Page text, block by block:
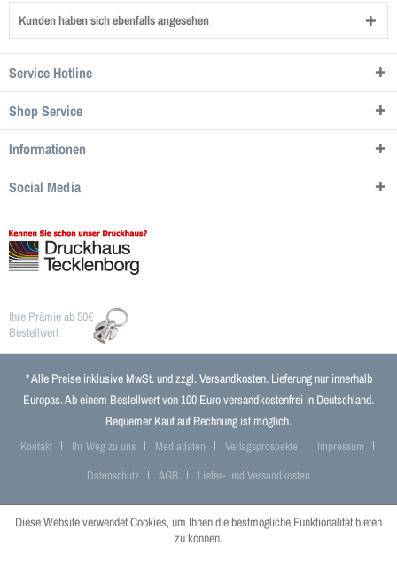
Kunden haben sich ebenfalls angesehen
Service Hotline
Shop Service
Informationen
Social Media
Ihre Prämie ab 50€
Bestellwert
* Alle Preise inklusive MwSt. und zzgl.Versandkosten. Lieferung nur innerhalb
Europas. Ab einem Bestellwert von 100 Euro versandkostenfrei in Deutschland.
Bequemer Kauf auf Rechnung ist möglich.
Kontakt Ihr Weg zu uns Mediadaten Verlagsprospekte
Impressum
Datenschutz
AGB Liefer- und Versandkosten
Diese Website verwendet Cookies, um Ihnen die bestmögliche Funktionalität bieten
zu können.